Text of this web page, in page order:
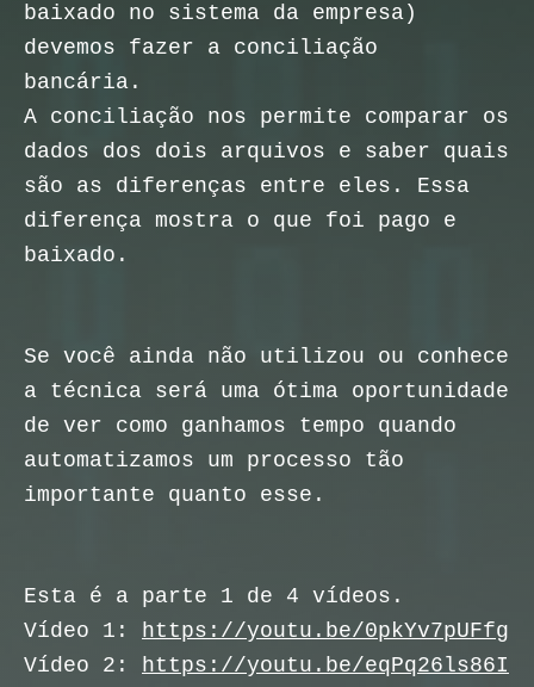
baixado no sistema da empresa)
devemos fazer a conciliação
bancária.
A conciliação nos permite comparar os
dados dos dois arquivos e saber quais
são as diferenças entre eles. Essa
diferença mostra o que foi pago e
baixado.
Se você ainda não utilizou ou conhece
a técnica será uma ótima oportunidade
de ver como ganhamos tempo quando
automatizamos um processo tão
importante quanto esse.
Esta é a parte 1 de 4 vídeos.
Vídeo 1: https://youtu.be/0pkYv7pUFfg
Vídeo 2: https://youtu.be/eqPq26ls86I